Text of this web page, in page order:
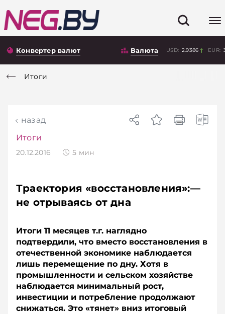
Конвертер валют Валюта USD: 2.9386 EUR:
Итоги
назад
Итоги
20.12.2016 5 мин
Траектория «восстановления»:—
не отрываясь от дна
Итоги 11 месяцев т.г. наглядно
подтвердили, что вместо восстановления в
отечественной экономике наблюдается
лишь перемещение по дну. Хотя в
промышленности и сельском хозяйстве
наблюдается минимальный рост,
инвестиции и потребление продолжают
снижаться. Это «тянет» вниз итоговый